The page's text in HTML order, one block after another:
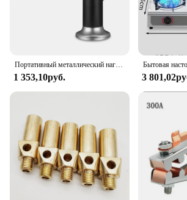
Портативный металлический нагревательный гриль для барбекю, кухонная Регулируемая лампа с бутановым газом, освежитель пламени
1 353,10руб. 3